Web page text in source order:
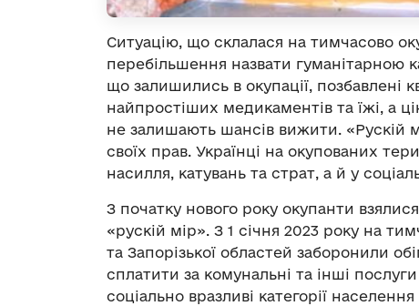
Ситуацію, що склалася на тимчасово
перебільшення назвати гуманітарною
що залишились в окупації, позбавлені
найпростіших медикаментів та їжі, а
не залишають шансів вижити. «Рускій
своїх прав. Українці на окупованих
насилля, катувань та страт, а й у
З початку нового року окупанти
«рускій мір». З 1 січня 2023 року на
та Запорізької областей заборонили
сплатити за комунальні та інші
соціально вразливі категорії